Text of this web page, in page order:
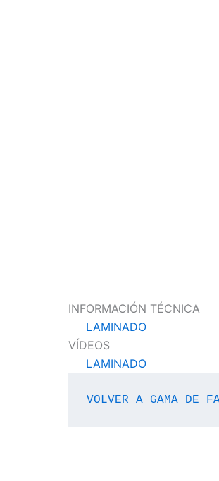
INFORMACIÓN TÉCNICA
LAMINADO
VÍDEOS
LAMINADO
VOLVER A GAMA DE